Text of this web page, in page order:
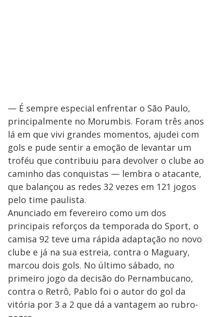
— É sempre especial enfrentar o São Paulo,
principalmente no Morumbis. Foram três anos
lá em que vivi grandes momentos, ajudei com
gols e pude sentir a emoção de levantar um
troféu que contribuiu para devolver o clube ao
caminho das conquistas — lembra o atacante,
que balançou as redes 32 vezes em 121 jogos
pelo time paulista.
Anunciado em fevereiro como um dos
principais reforços da temporada do Sport, o
camisa 92 teve uma rápida adaptação no novo
clube e já na sua estreia, contra o Maguary,
marcou dois gols. No último sábado, no
primeiro jogo da decisão do Pernambucano,
contra o Retrô, Pablo foi o autor do gol da
vitória por 3 a 2 que dá a vantagem ao rubro-